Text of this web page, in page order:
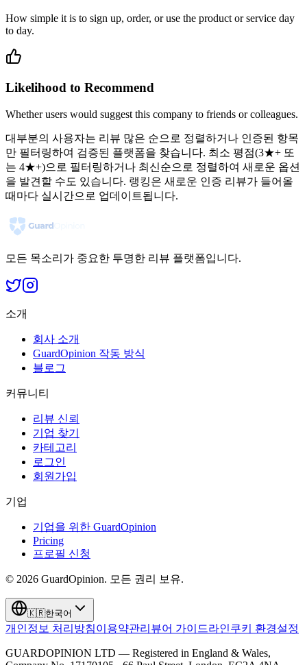
How simple it is to sign up, order, or use the product or service day
to day.
Likelihood to Recommend
Whether users would suggest this company to friends or colleagues.
대부분의 사용자는 리뷰 많은 순으로 정렬하거나 인증된 항목
만 필터링하여 검증된 플랫폼을 찾습니다. 최소 평점(3★+ 또
는 4★+)으로 필터링하거나 최신순으로 정렬하여 새로운 옵션
을 발견할 수도 있습니다. 랭킹은 새로운 인증 리뷰가 들어올
때마다 실시간으로 업데이트됩니다.
모든 목소리가 중요한 투명한 리뷰 플랫폼입니다.
소개
회사 소개
GuardOpinion 작동 방식
블로그
커뮤니티
리뷰 신뢰
기업 찾기
카테고리
로그인
회원가입
기업
기업을 위한 GuardOpinion
Pricing
프로필 신청
© 2026 GuardOpinion. 모든 권리 보유.
🇰🇷한국어
개인정보 처리방침이용약관리뷰어 가이드라인쿠키 환경설정
GUARDOPINION LTD — Registered in England & Wales,